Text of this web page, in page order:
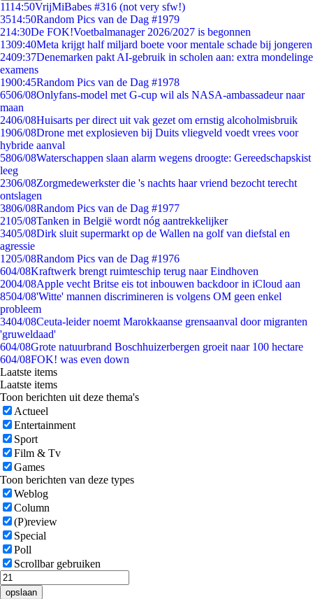
1114:50VrijMiBabes #316 (not very sfw!)
3514:50Random Pics van de Dag #1979
214:30De FOK!Voetbalmanager 2026/2027 is begonnen
1309:40Meta krijgt half miljard boete voor mentale schade bij jongeren
2409:37Denemarken pakt AI-gebruik in scholen aan: extra mondelinge
examens
1900:45Random Pics van de Dag #1978
6506/08Onlyfans-model met G-cup wil als NASA-ambassadeur naar
maan
2406/08Huisarts per direct uit vak gezet om ernstig alcoholmisbruik
1906/08Drone met explosieven bij Duits vliegveld voedt vrees voor
hybride aanval
5806/08Waterschappen slaan alarm wegens droogte: Gereedschapskist
leeg
2306/08Zorgmedewerkster die 's nachts haar vriend bezocht terecht
ontslagen
3806/08Random Pics van de Dag #1977
2105/08Tanken in België wordt nóg aantrekkelijker
3405/08Dirk sluit supermarkt op de Wallen na golf van diefstal en
agressie
1205/08Random Pics van de Dag #1976
604/08Kraftwerk brengt ruimteschip terug naar Eindhoven
2004/08Apple vecht Britse eis tot inbouwen backdoor in iCloud aan
8504/08'Witte' mannen discrimineren is volgens OM geen enkel
probleem
3404/08Ceuta-leider noemt Marokkaanse grensaanval door migranten
'gruweldaad'
604/08Grote natuurbrand Boschhuizerbergen groeit naar 100 hectare
604/08FOK! was even down
Laatste items
Laatste items
Toon berichten uit deze thema's
Actueel
Entertainment
Sport
Film & Tv
Games
Toon berichten van deze types
Weblog
Column
(P)review
Special
Poll
Scrollbar gebruiken
opslaan